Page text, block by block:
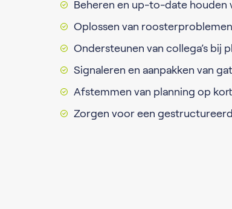
Beheren en up-to-date houden
Oplossen van
Ondersteunen van collega’s bij
Signaleren en aanpakken van
Afstemmen van planning op
Zorgen voor een